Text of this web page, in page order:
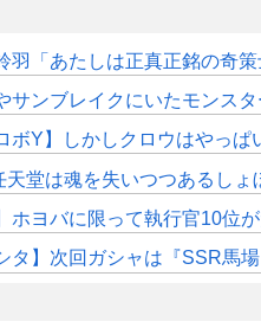
羽「あたしは正真正銘の奇策
サンブレイクにいたモンス
ボY】しかしクロウはやっ
天堂は魂を失いつつあるしょ
ホヨバに限って執行官10位
タ】次回ガシャは『SSR馬